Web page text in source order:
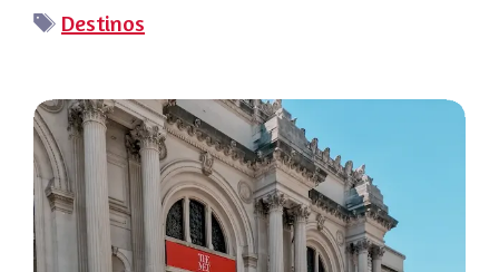
Etiquetas
Destinos